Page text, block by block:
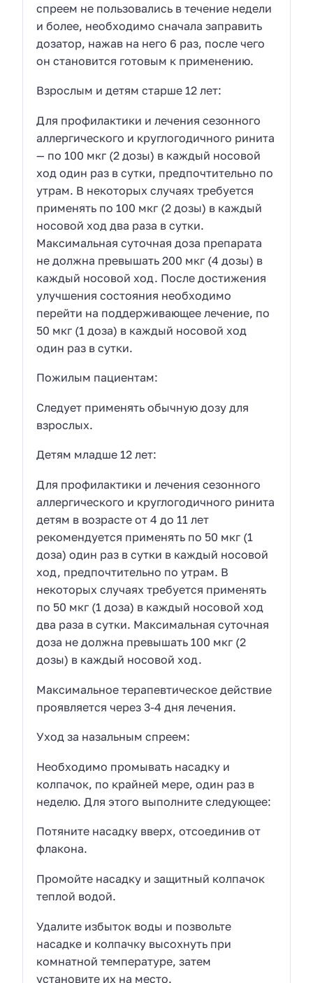
спреем не пользовались в течение недели
и более, необходимо сначала заправить
дозатор, нажав на него 6 раз, после чего
он становится готовым к применению.
Взрослым и детям старше 12 лет:
Для профилактики и лечения сезонного
аллергического и круглогодичного ринита
— по 100 мкг (2 дозы) в каждый носовой
ход один раз в сутки, предпочтительно по
утрам. В некоторых случаях требуется
применять по 100 мкг (2 дозы) в каждый
носовой ход два раза в сутки.
Максимальная суточная доза препарата
не должна превышать 200 мкг (4 дозы) в
каждый носовой ход. После достижения
улучшения состояния необходимо
перейти на поддерживающее лечение, по
50 мкг (1 доза) в каждый носовой ход
один раз в сутки.
Пожилым пациентам:
Следует применять обычную дозу для
взрослых.
Детям младше 12 лет:
Для профилактики и лечения сезонного
аллергического и круглогодичного ринита
детям в возрасте от 4 до 11 лет
рекомендуется применять по 50 мкг (1
доза) один раз в сутки в каждый носовой
ход, предпочтительно по утрам. В
некоторых случаях требуется применять
по 50 мкг (1 доза) в каждый носовой ход
два раза в сутки. Максимальная суточная
доза не должна превышать 100 мкг (2
дозы) в каждый носовой ход.
Максимальное терапевтическое действие
проявляется через 3-4 дня лечения.
Уход за назальным спреем:
Необходимо промывать насадку и
колпачок, по крайней мере, один раз в
неделю. Для этого выполните следующее:
Потяните насадку вверх, отсоединив от
флакона.
Промойте насадку и защитный колпачок
теплой водой.
Удалите избыток воды и позвольте
насадке и колпачку высохнуть при
комнатной температуре, затем
установите их на место.